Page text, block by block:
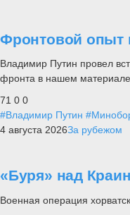
Фронтовой опыт
Владимир Путин провел
фронта в нашем материале.
71 0 0
#Владимир Путин
4 августа 2026За рубежом
«Буря» над
Военная операция